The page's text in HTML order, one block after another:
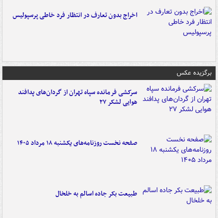
اخراج بدون تعارف در انتظار فرد خاطی پرسپولیس
برگزیده عکس
سرکشی فرمانده سپاه تهران از گردان‌های پدافند
هوایی لشکر ۲۷
صفحه نخست روزنامه‌های یکشنبه ۱۸ مرداد ۱۴۰۵
طبیعت بکر جاده اسالم به خلخال